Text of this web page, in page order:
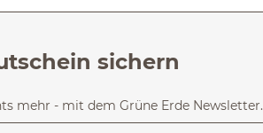
sichern
mehr - mit dem Grüne Erde Newsletter.